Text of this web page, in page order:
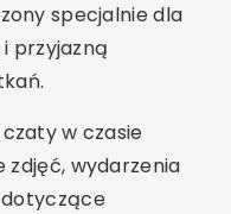
specjalnie dla
przyjazną
w czasie
zdjęć, wydarzenia
dotyczące